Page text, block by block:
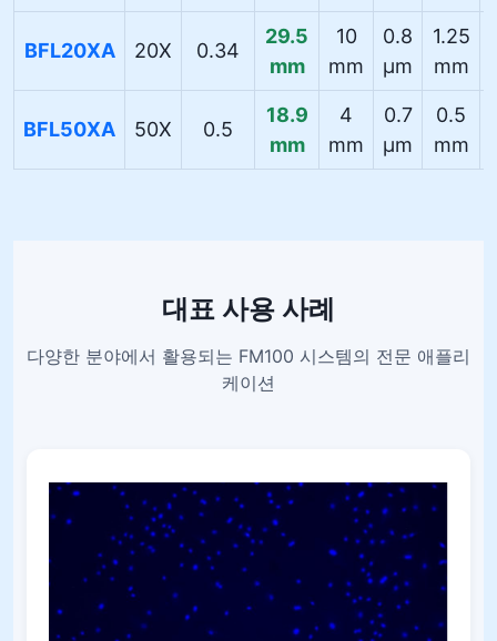
BFL20XA 20X 0.34
29.5
mm
10
mm
0.8
µm
1.25
mm
BFL50XA 50X 0.5
18.9
mm
4
mm
0.7
µm
0.5
mm
대표 사용 사례
다양한 분야에서 활용되는 FM100 시스템의 전문 애플리
케이션